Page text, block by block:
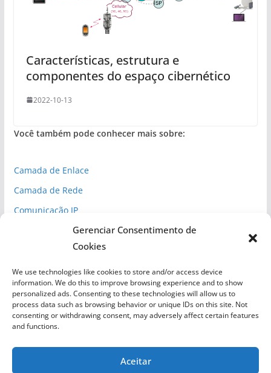
Gerenciar Consentimento de
Cookies
We use technologies like cookies to store and/or access device
information. We do this to improve browsing experience and to show
personalized ads. Consenting to these technologies will allow us to
process data such as browsing behavior or unique IDs on this site. Not
consenting or withdrawing consent, may adversely affect certain features
and functions.
Aceitar
Características, estrutura e
componentes do espaço cibernético
2022-10-13
Você também pode conhecer mais sobre:
Camada de Enlace
Camada de Rede
Comunicação IP
Espaço Cibernético
Inteligência Competitiva
Normas de Segurança
Segurança Cibernética